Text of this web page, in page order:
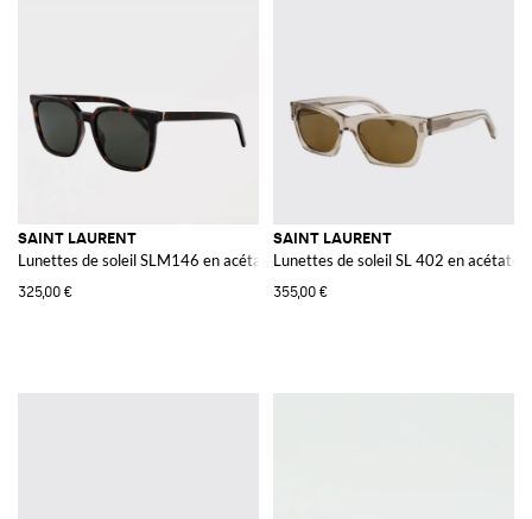
SAINT LAURENT
Lunettes de soleil SLM146 en acétate
325,00 €
SAINT LAURENT
Lunettes de soleil SL 402 en acétate
355,00 €